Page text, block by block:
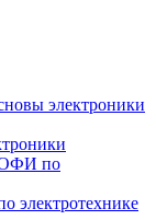
электроники
по
электротехнике